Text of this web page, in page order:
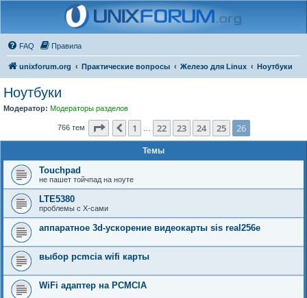
FAQ Правила
unixforum.org Практические вопросы Железо для Linux Ноутбуки
Ноутбуки
Модератор: Модераторы разделов
766 тем Страница 26из 26
Пред.
1 22 23 24 25 26
Темы
Touchpad
не пашет тойчпад на ноуте
LTE5380
проблемы с Х-сами
аппаратное 3d-ускорение видеокарты sis real256e
выбор pcmcia wifi карты
WiFi адаптер на PCMCIA